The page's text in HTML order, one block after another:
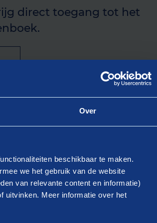
Over
beschikbaar te maken.
we het gebruik van de website
van relevante content en informatie)
uitvinken. Meer informatie over het
direct toegang tot het
boekje rond
een bestseller! Heel wat boekjes
medewerkers, onderzoekers, managers
Zo heeft het boekje